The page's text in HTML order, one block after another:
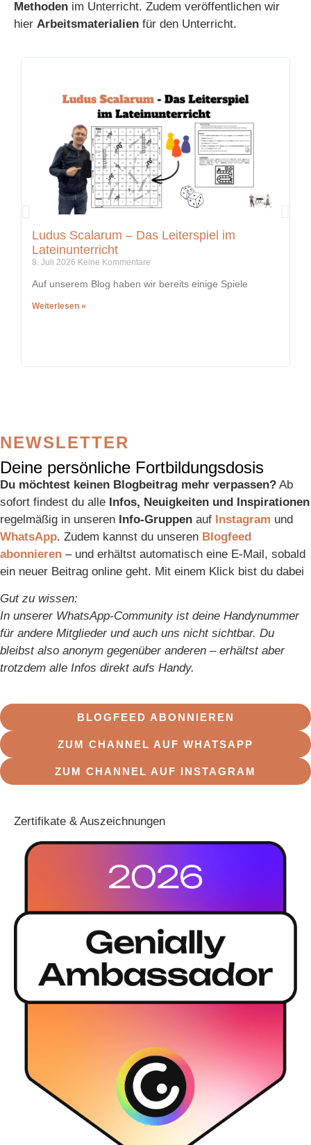
Methoden im Unterricht. Zudem veröffentlichen wir
hier Arbeitsmaterialien für den Unterricht.
Ludus Scalarum – Das Leiterspiel im
Lateinunterricht
8. Juli 2026 Keine Kommentare
Auf unserem Blog haben wir bereits einige Spiele
Weiterlesen »
NEWSLETTER
Deine persönliche Fortbildungsdosis
Du möchtest keinen Blogbeitrag mehr verpassen? Ab
sofort findest du alle Infos, Neuigkeiten und Inspirationen
regelmäßig in unseren Info-Gruppen auf Instagram und
WhatsApp. Zudem kannst du unseren Blogfeed
abonnieren – und erhältst automatisch eine E-Mail, sobald
ein neuer Beitrag online geht. Mit einem Klick bist du dabei
Gut zu wissen:
In unserer WhatsApp-Community ist deine Handynummer
für andere Mitglieder und auch uns nicht sichtbar. Du
bleibst also anonym gegenüber anderen – erhältst aber
trotzdem alle Infos direkt aufs Handy.
BLOGFEED ABONNIEREN
ZUM CHANNEL AUF WHATSAPP
ZUM CHANNEL AUF INSTAGRAM
Zertifikate & Auszeichnungen